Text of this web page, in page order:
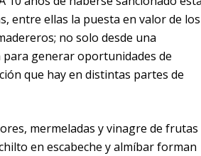
entre ellas la puesta en valor de los
no solo desde una
generar oportunidades de
que hay en distintas partes de
mermeladas y vinagre de frutas
en escabeche y almíbar forman